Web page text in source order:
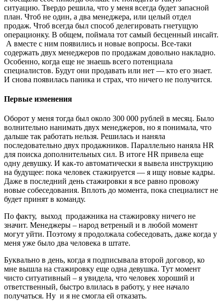
ситуацию. Твердо решила, что у меня всегда будет запасной
план. Чтоб не один, а два менеджера, или целый отдел
продаж. Чтоб всегда был способ делегировать гнетущую
операционку. В общем, поймала тот самый бесценный инсайт.
А вместе с ним появились и новые вопросы. Все-таки
содержать двух менеджеров по продажам довольно накладно.
Особенно, когда еще не знаешь всего потенциала
специалистов. Будут они продавать или нет — кто его знает.
И снова появилась паника и страх, что ничего не получится.
Первые изменения
Оборот у меня тогда был около 300 000 рублей в месяц. Было
волнительно нанимать двух менеджеров, но я понимала, что
дальше так работать нельзя. Решилась и наняла
последовательно двух продажников. Параллельно наняла HR
для поиска дополнительных сил. В итоге HR привела еще
одну девушку. И как-то автоматически я вывела инструкцию
на будущее: пока человек стажируется — я ищу новые кадры.
Даже в последний день стажировки я все равно провожу
новые собеседования. Вплоть до момента, пока специалист не
будет принят в команду.
По факту, выход продажника на стажировку ничего не
значит. Менеджеры – народ ветреный и в любой момент
могут уйти. Поэтому я продолжала собеседовать, даже когда у
меня уже было два человека в штате.
Буквально в день, когда я подписывала второй договор, ко
мне вышла на стажировку еще одна девушка. Тут момент
чисто ситуативный – я увидела, что человек хороший и
ответственный, быстро влилась в работу, у нее начало
получаться. Ну и я не смогла ей отказать.